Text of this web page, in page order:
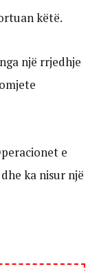
këtë.
një rrjedhje
e
ka nisur një